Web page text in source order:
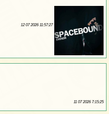
12 07 2026 11:57:27
11 07 2026 7:15:25